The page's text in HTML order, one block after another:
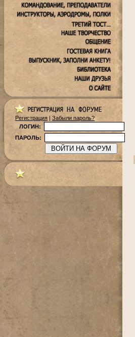
Регистрация | Забыли пароль?
ЛОГИН:
ПАРОЛЬ: